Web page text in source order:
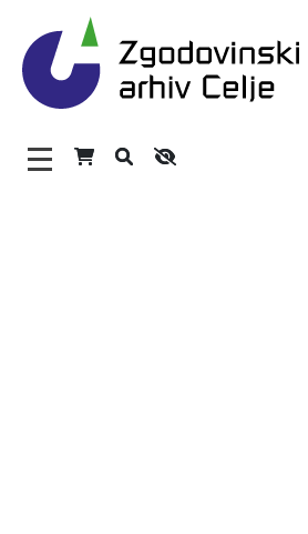
Zgodovinski
Glavni meni